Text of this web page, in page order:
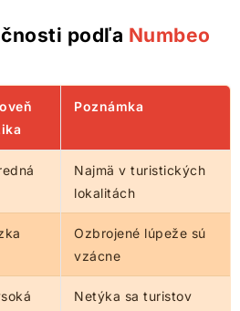
podľa Numbeo
Poznámka
Najmä v turistických
lokalitách
Ozbrojené lúpeže sú
vzácne
Netýka sa turistov